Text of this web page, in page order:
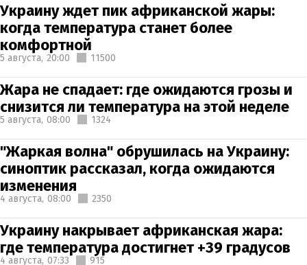
Украину ждет пик африканской жары:
когда температура станет более
комфортной
5 августа, 20:00 11500
Жара не спадает: где ожидаются грозы и
снизится ли температура на этой неделе
5 августа, 08:00 1324
"Жаркая волна" обрушилась на Украину:
синоптик рассказал, когда ожидаются
изменения
4 августа, 08:00 2350
Украину накрывает африканская жара:
где температура достигнет +39 градусов
4 августа, 07:33 915